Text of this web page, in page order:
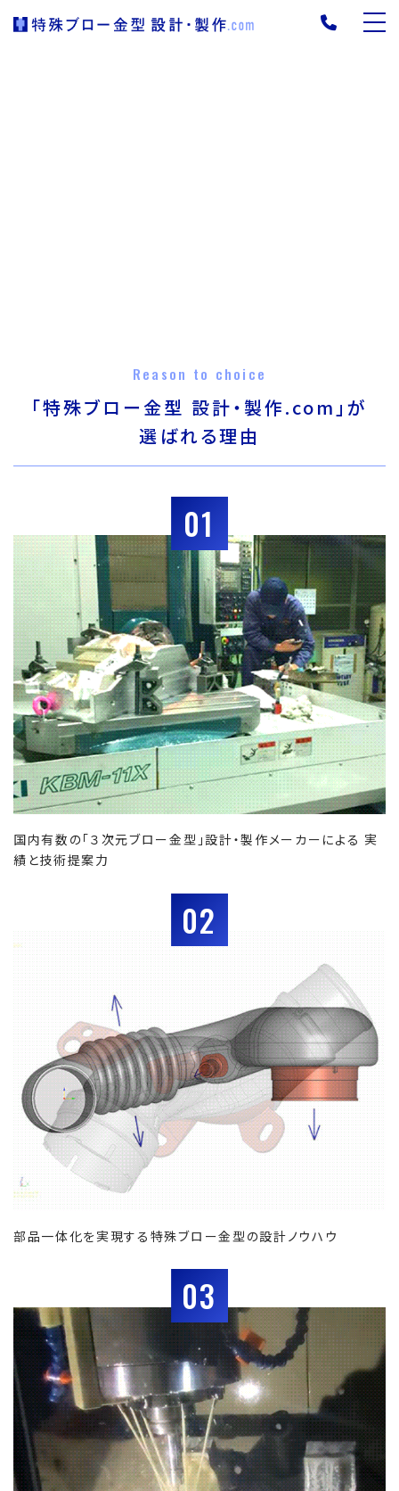
Reason to choice
「特殊ブロー金型 設計・製作.com」が
選ばれる理由
01
国内有数の「３次元ブロー金型」設計・製作メーカーによる 実
績と技術提案力
02
部品一体化を実現する特殊ブロー金型の設計ノウハウ
03